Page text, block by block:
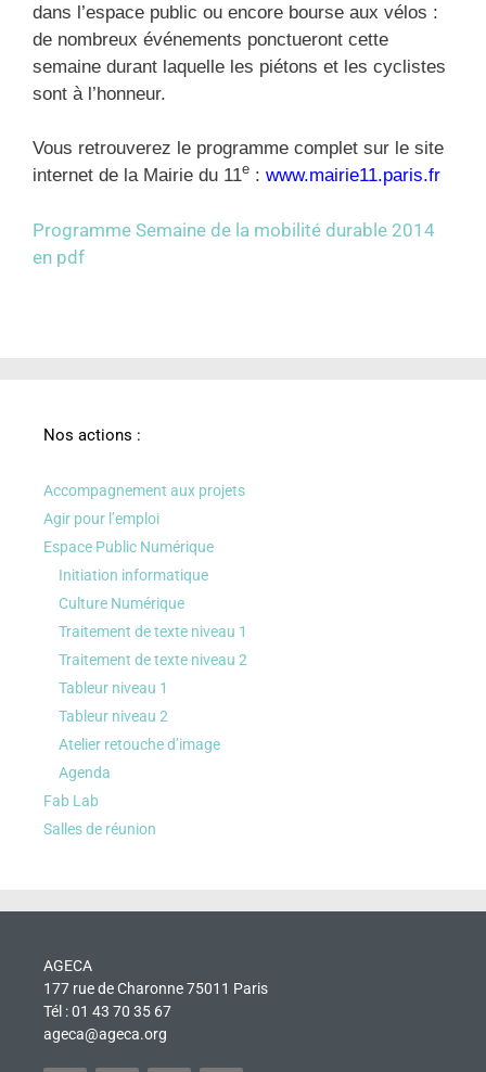
dans l’espace public ou encore bourse aux vélos :
de nombreux événements ponctueront cette
semaine durant laquelle les piétons et les cyclistes
sont à l’honneur.
Vous retrouverez le programme complet sur le site
internet de la Mairie du 11e : www.mairie11.paris.fr
Programme Semaine de la mobilité durable 2014
en pdf
Nos actions :
Accompagnement aux projets
Agir pour l’emploi
Espace Public Numérique
Initiation informatique
Culture Numérique
Traitement de texte niveau 1
Traitement de texte niveau 2
Tableur niveau 1
Tableur niveau 2
Atelier retouche d’image
Agenda
Fab Lab
Salles de réunion
AGECA
177 rue de Charonne 75011 Paris
Tél : 01 43 70 35 67
ageca@ageca.org